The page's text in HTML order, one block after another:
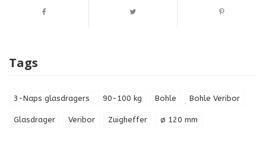
Tags
3-Naps glasdragers 90-100 kg Bohle Bohle Veribor
Glasdrager Veribor Zuigheffer ø 120 mm